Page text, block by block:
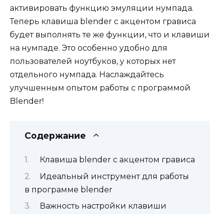
активировать функцию эмуляции нумпада.
Теперь клавиша blender с акцентом грависа
будет выполнять те же функции, что и клавиши
на нумпаде. Это особенно удобно для
пользователей ноутбуков, у которых нет
отдельного нумпада. Наслаждайтесь
улучшенным опытом работы с программой
Blender!
Содержание
Клавиша blender с акцентом грависа
Идеальный инструмент для работы
в программе blender
Важность настройки клавиши